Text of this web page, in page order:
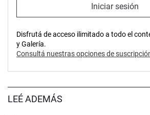
Iniciar sesión
Disfrutá de acceso ilimitado a todo el
y Galería.
Consultá nuestras opciones de
LEÉ ADEMÁS